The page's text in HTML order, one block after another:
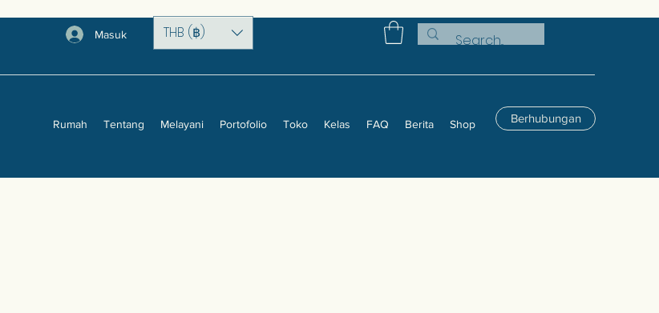
Masuk THB (฿)
Rumah Tentang Melayani Portofolio Toko Kelas FAQ Berita Shop Berhubungan